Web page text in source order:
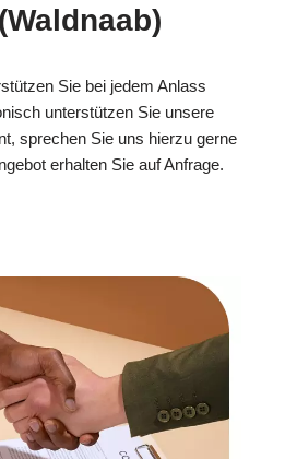
Sie bei jedem Anlass
unterstützen Sie unsere
sprechen Sie uns hierzu gerne
erhalten Sie auf Anfrage.